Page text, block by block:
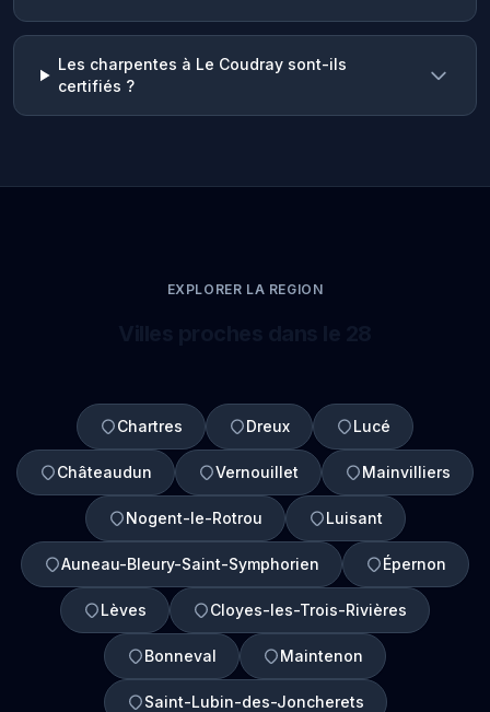
Les charpentes à Le Coudray sont-ils
certifiés ?
EXPLORER LA REGION
Chartres Dreux Lucé
Châteaudun Vernouillet Mainvilliers
Nogent-le-Rotrou Luisant
Auneau-Bleury-Saint-Symphorien Épernon
Lèves Cloyes-les-Trois-Rivières
Bonneval Maintenon
Saint-Lubin-des-Joncherets